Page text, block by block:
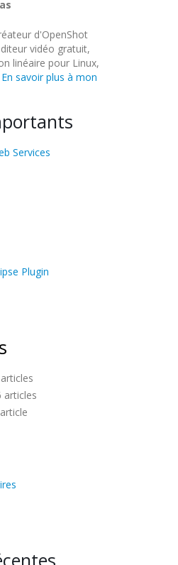
d'OpenShot
vidéo gratuit,
linéaire pour Linux,
En savoir plus à mon
Services
Plugin
articles